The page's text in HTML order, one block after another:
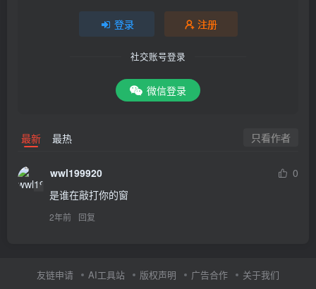
登录 注册
社交账号登录
微信登录
最新 最热 只看作者
wwl199920
0
是谁在敲打你的窗
2年前 回复
友链申请 AI工具站 版权声明 广告合作 关于我们